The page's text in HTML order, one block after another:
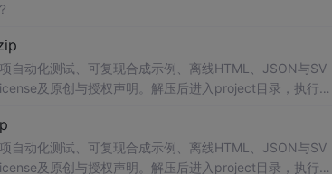
自动化测试、可复现合成示例、离线HTML、JSON与SV
及原创与授权声明。解压后进入project目录，执行np
工程、测试审计和课程实践。
自动化测试、可复现合成示例、离线HTML、JSON与SV
及原创与授权声明。解压后进入project目录，执行np